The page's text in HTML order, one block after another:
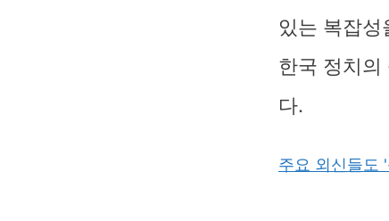
있는 복잡
한국 정치의
다.
주요 외신들도